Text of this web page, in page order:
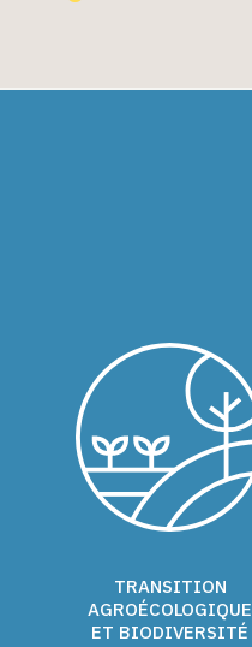
TRANSITION
AGROÉCOLOGIQUE
ET BIODIVERSITÉ